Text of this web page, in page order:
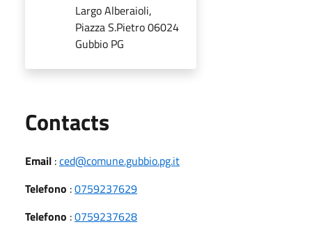
Largo Alberaioli,
Piazza S.Pietro 06024
Gubbio PG
Contacts
Email :ced@comune.gubbio.pg.it
Telefono :0759237629
Telefono :0759237628